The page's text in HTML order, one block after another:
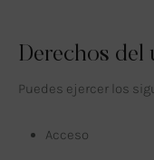
Derechos del
Puedes ejercer los
Acceso